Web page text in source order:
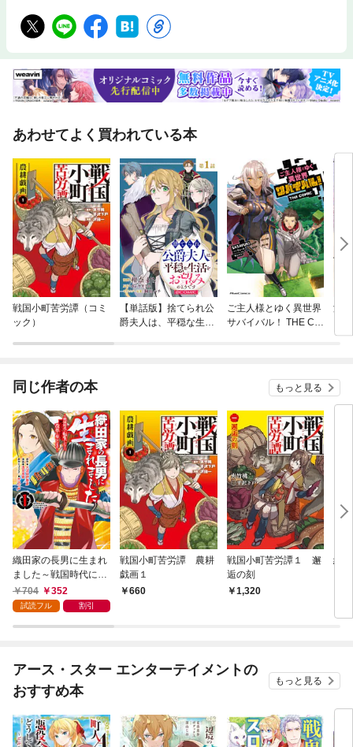
あわせてよく買われている本
戦国小町苦労譚（コミ
ック）
【単話版】捨てられ公
爵夫人は、平穏な生活
ご主人様とゆく異世界
サバイバル！ THE CO
淡
た
同じ作者の本 もっと見る
織田家の長男に生まれ
ました～戦国時代に転
生したけど、死にたく
ないので改革を起こし
704 352
試読フル 割引
戦国小町苦労譚 農耕
戯画１
660
戦国小町苦労譚１ 邂
逅の刻
1,320
織
アース・スター エンターテイメントの
おすすめ本
もっと見る